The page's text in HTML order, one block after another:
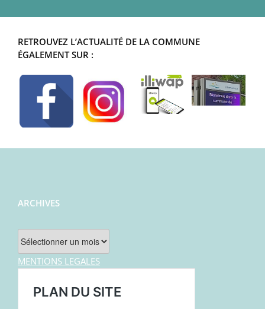
RETROUVEZ L’ACTUALITÉ DE LA COMMUNE
ÉGALEMENT SUR :
ARCHIVES
Archives
MENTIONS LEGALES